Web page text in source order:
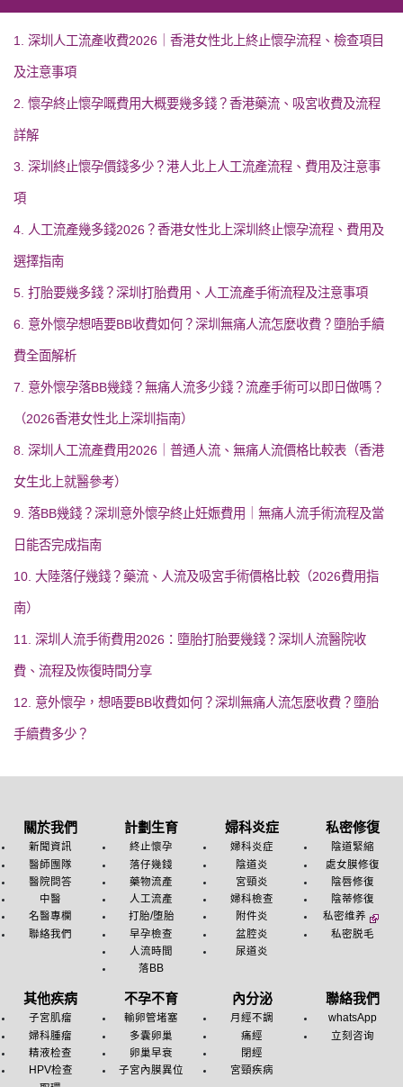
1. 深圳人工流產收費2026｜香港女性北上終止懷孕流程、檢查項目
及注意事項
2. 懷孕終止懷孕嘅費用大概要幾多錢？香港藥流、吸宮收費及流程
詳解
3. 深圳終止懷孕價錢多少？港人北上人工流產流程、費用及注意事
項
4. 人工流產幾多錢2026？香港女性北上深圳終止懷孕流程、費用及
選擇指南
5. 打胎要幾多錢？深圳打胎費用、人工流產手術流程及注意事項
6. 意外懷孕想唔要BB收費如何？深圳無痛人流怎麼收費？墮胎手續
費全面解析
7. 意外懷孕落BB幾錢？無痛人流多少錢？流產手術可以即日做嗎？
（2026香港女性北上深圳指南）
8. 深圳人工流產費用2026｜普通人流、無痛人流價格比較表（香港
女生北上就醫參考）
9. 落BB幾錢？深圳意外懷孕終止妊娠費用｜無痛人流手術流程及當
日能否完成指南
10. 大陸落仔幾錢？藥流、人流及吸宮手術價格比較（2026費用指
南）
11. 深圳人流手術費用2026：墮胎打胎要幾錢？深圳人流醫院收
費、流程及恢復時間分享
12. 意外懷孕，想唔要BB收費如何？深圳無痛人流怎麼收費？墮胎
手續費多少？
關於我們
新聞資訊
醫師團隊
醫院問答
中醫
名醫專欄
聯絡我們
計劃生育
終止懷孕
落仔幾錢
藥物流產
人工流產
打胎/堕胎
早孕檢查
人流時間
落BB
婦科炎症
婦科炎症
陰道炎
宮頸炎
婦科檢查
附件炎
盆腔炎
尿道炎
私密修復
陰道緊縮
處女膜修復
陰唇修復
陰蒂修復
私密维养
私密脱毛
其他疾病
子宮肌瘤
婦科腫瘤
精液检查
HPV检查
不孕不育
輸卵管堵塞
多囊卵巢
卵巢早衰
子宮內膜異位
內分泌
月經不調
痛經
閉經
宮頸疾病
聯絡我們
whatsApp
立刻咨询